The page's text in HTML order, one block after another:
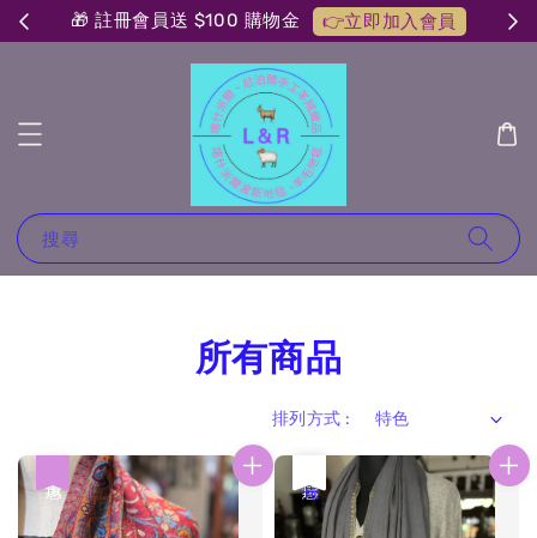
🎁 註冊會員送 $100 購物金 👉立即加入會員
搜尋
所有商品
排列方式 :